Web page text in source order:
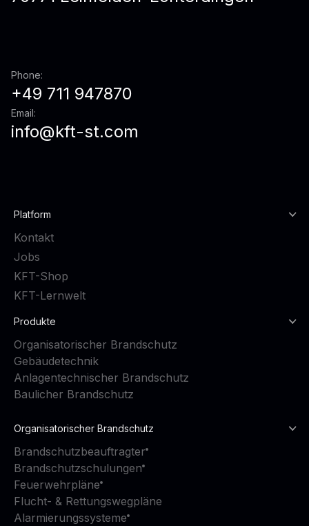
Phone:
+49 711 947870
Email:
info@kft-st.com
Platform
Kontakt
Jobs
KFT-Shop
KFT-Lernwelt
Produkte
Organisatorischer Brandschutz
Gebäudetechnik
Anlagentechnischer Brandschutz
Baulicher Brandschutz
Organisatorischer Brandschutz
Brandschutzbeauftragter
Brandschutzschulungen
Feuerwehrpläne
Flucht- & Rettungswegpläne
Alarmierungssysteme